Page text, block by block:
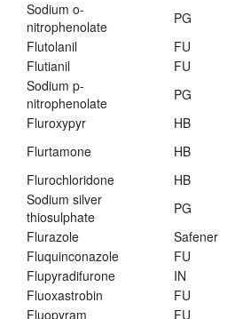
Sodium o-
nitrophenolate
PG
Flutolanil
FU
Flutianil
FU
Sodium p-
nitrophenolate
PG
Fluroxypyr
HB
Flurtamone
HB
Flurochloridone
HB
Sodium silver
thiosulphate
PG
Flurazole
Safener
Fluquinconazole
FU
Flupyradifurone
IN
Fluoxastrobin
FU
Fluopyram
FU